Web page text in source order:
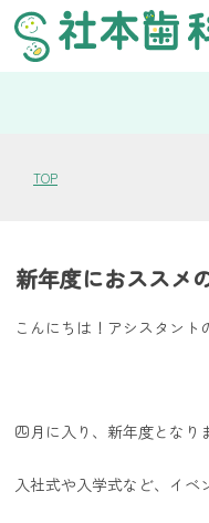
ス
TOP
新年度におススメ
こんにちは！アシスタント
四月に入り、新年度となり
入社式や入学式など、イベ